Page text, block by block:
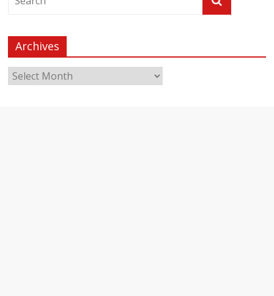
Archives